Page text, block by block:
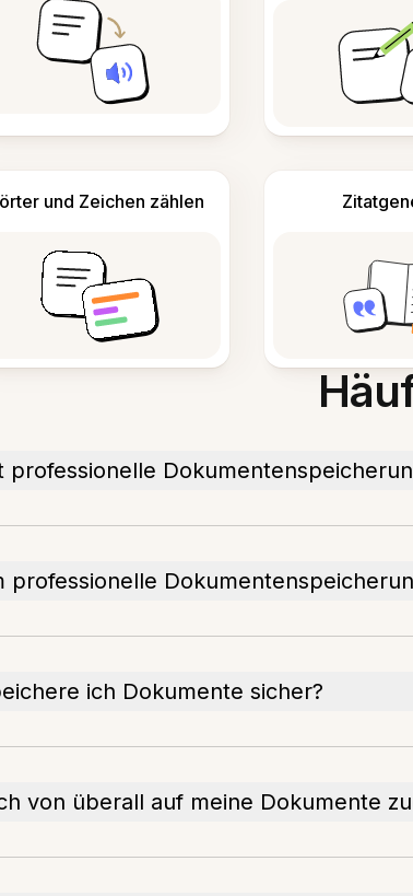
und Zeichen zählen
professionelle
professionelle
ich Dokumente sicher?
von überall auf meine Dokumente